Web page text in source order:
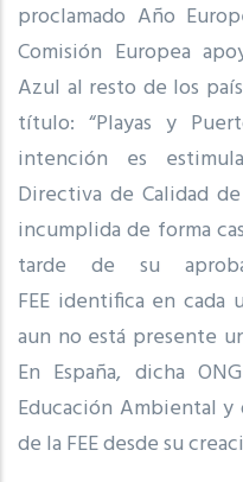
proclamado Año
Comisión Europea
Azul al resto de los
título: “Playas y
intención es
Directiva de Calidad
incumplida de forma
tarde de su
FEE identifica en cada
aun no está presente
En España, dicha
Educación Ambiental y
de la FEE desde su